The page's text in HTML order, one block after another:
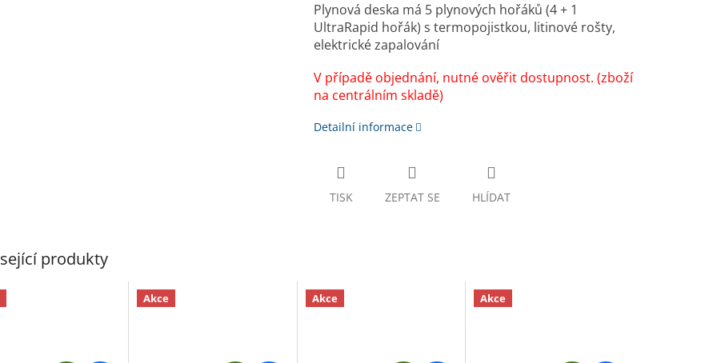
Plynová deska má 5 plynových hořáků (4 + 1
UltraRapid hořák) s termopojistkou, litinové rošty,
elektrické zapalování
V případě objednání, nutné ověřit dostupnost. (zboží
na centrálním skladě)
Detailní informace
TISK ZEPTAT SE HLÍDAT
produkty
Akce Akce Akce